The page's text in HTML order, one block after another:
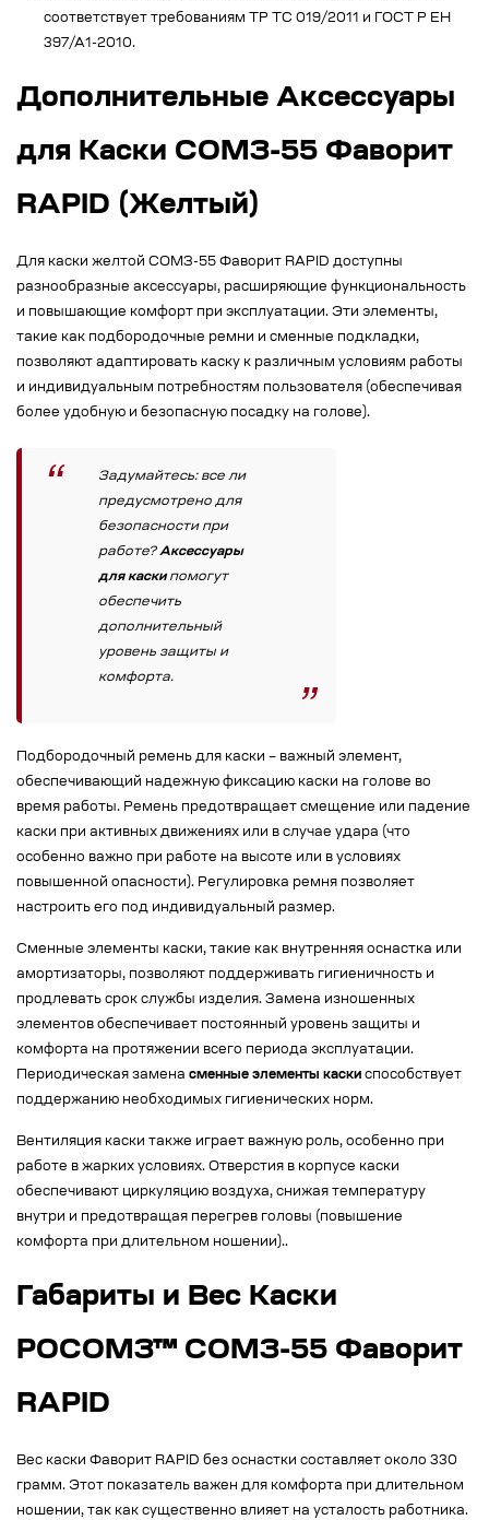
соответствует требованиям ТР ТС 019/2011 и ГОСТ Р ЕН
397/А1-2010.
Дополнительные Аксессуары
для Каски СОМЗ-55 Фаворит
RAPID (Желтый)
Для каски желтой СОМЗ-55 Фаворит RAPID доступны
разнообразные аксессуары, расширяющие функциональность
и повышающие комфорт при эксплуатации. Эти элементы,
такие как подбородочные ремни и сменные подкладки,
позволяют адаптировать каску к различным условиям работы
и индивидуальным потребностям пользователя (обеспечивая
более удобную и безопасную посадку на голове).
Задумайтесь: все ли
предусмотрено для
безопасности при
работе?Аксессуары
для каскипомогут
обеспечить
дополнительный
уровень защиты и
комфорта.
Подбородочный ремень для каски – важный элемент,
обеспечивающий надежную фиксацию каски на голове во
время работы. Ремень предотвращает смещение или падение
каски при активных движениях или в случае удара (что
особенно важно при работе на высоте или в условиях
повышенной опасности). Регулировка ремня позволяет
настроить его под индивидуальный размер.
Сменные элементы каски, такие как внутренняя оснастка или
амортизаторы, позволяют поддерживать гигиеничность и
продлевать срок службы изделия. Замена изношенных
элементов обеспечивает постоянный уровень защиты и
комфорта на протяжении всего периода эксплуатации.
Периодическая замена сменные элементы каски способствует
поддержанию необходимых гигиенических норм.
Вентиляция каски также играет важную роль, особенно при
работе в жарких условиях. Отверстия в корпусе каски
обеспечивают циркуляцию воздуха, снижая температуру
внутри и предотвращая перегрев головы (повышение
комфорта при длительном ношении)..
Габариты и Вес Каски
РОСОМЗ™ СОМЗ-55 Фаворит
RAPID
Вес каски Фаворит RAPID без оснастки составляет около 330
грамм. Этот показатель важен для комфорта при длительном
ношении, так как существенно влияет на усталость работника.